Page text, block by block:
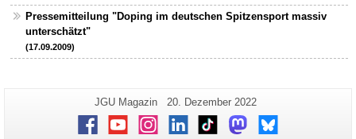
Pressemitteilung "Doping im deutschen Spitzensport massiv
unterschätzt"
(17.09.2009)
Zusätzliche
Informationen
zu
Seiten-
Name:
JGU Magazin
Letzte
Aktualisierung:
20. Dezember 2022
Facebook
YoutubeInstagram
LinkedInTikTokMastodonBluesky